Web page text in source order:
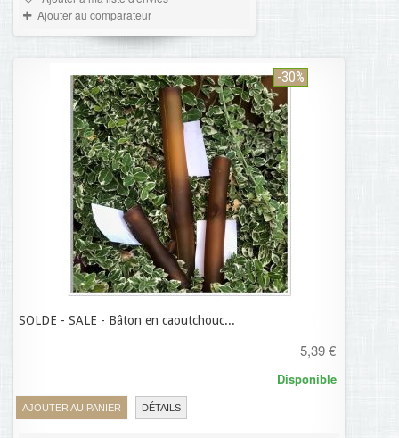
Ajouter au comparateur
-30%
SOLDE - SALE - Bâton en caoutchouc...
5,39 €
AJOUTER AU PANIER DÉTAILS
Disponible